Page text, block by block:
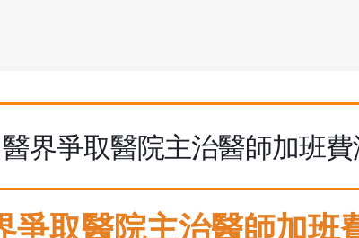
界爭取醫院主治醫師加班
爭取醫院主治醫師加班